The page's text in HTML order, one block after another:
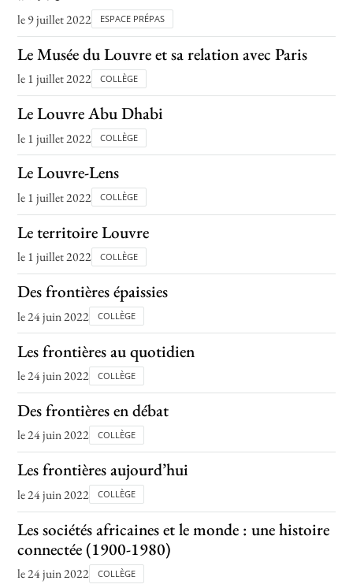
le 9 juillet 2022 ESPACE PRÉPAS
Le Musée du Louvre et sa relation avec Paris
le 1 juillet 2022 COLLÈGE
Le Louvre Abu Dhabi
le 1 juillet 2022 COLLÈGE
Le Louvre-Lens
le 1 juillet 2022 COLLÈGE
Le territoire Louvre
le 1 juillet 2022 COLLÈGE
Des frontières épaissies
le 24 juin 2022 COLLÈGE
Les frontières au quotidien
le 24 juin 2022 COLLÈGE
Des frontières en débat
le 24 juin 2022 COLLÈGE
Les frontières aujourd’hui
le 24 juin 2022 COLLÈGE
Les sociétés africaines et le monde : une histoire
connectée (1900-1980)
le 24 juin 2022 COLLÈGE